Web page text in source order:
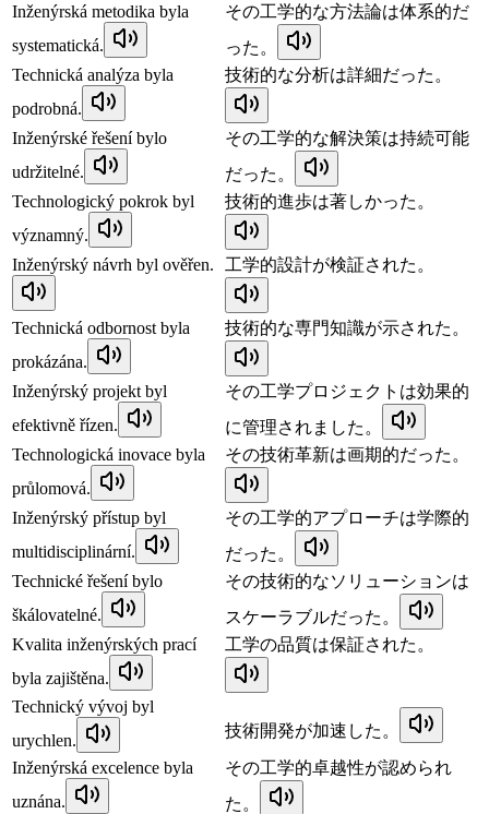
Inženýrská metodika byla
systematická.
その工学的な方法論は体系的だ
った。
Technická analýza byla
podrobná.
技術的な分析は詳細だった。
Inženýrské řešení bylo
udržitelné.
その工学的な解決策は持続可能
だった。
Technologický pokrok byl
významný.
技術的進歩は著しかった。
Inženýrský návrh byl ověřen. 工学的設計が検証された。
Technická odbornost byla
prokázána.
技術的な専門知識が示された。
Inženýrský projekt byl
efektivně řízen.
その工学プロジェクトは効果的
に管理されました。
Technologická inovace byla
průlomová.
その技術革新は画期的だった。
Inženýrský přístup byl
multidisciplinární.
その工学的アプローチは学際的
だった。
Technické řešení bylo
škálovatelné.
その技術的なソリューションは
スケーラブルだった。
Kvalita inženýrských prací
byla zajištěna.
工学の品質は保証された。
Technický vývoj byl
urychlen.
技術開発が加速した。
Inženýrská excelence byla
uznána.
その工学的卓越性が認められ
た。